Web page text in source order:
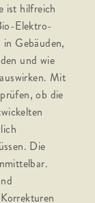
ist hilfreich
Elektro-
Gebäuden,
und wie
Mit
ob die
Die